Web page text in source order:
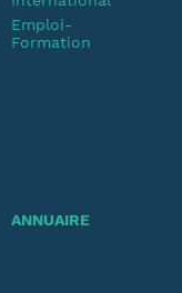
Emploi-
Formation
ANNUAIRE